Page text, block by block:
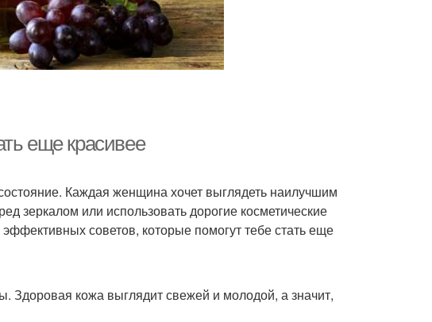
еще красивее
Каждая женщина хочет выглядеть наилучшим
зеркалом или использовать дорогие косметические
советов, которые помогут тебе стать еще
Здоровая кожа выглядит свежей и молодой, а значит,